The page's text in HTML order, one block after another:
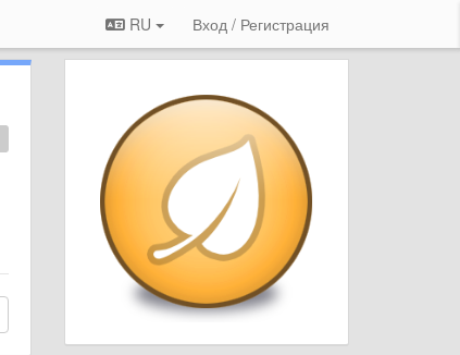
RU Вход / Регистрация